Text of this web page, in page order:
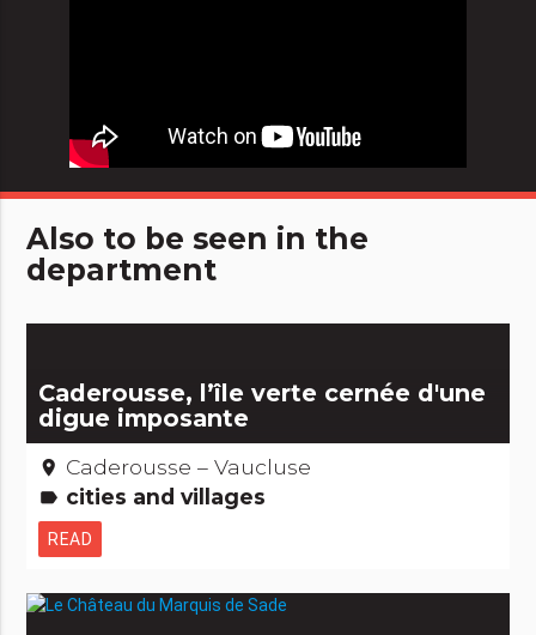
Also to be seen in the
department
Caderousse, l’île verte cernée d'une
digue imposante
place Caderousse – Vaucluse
label cities and villages
READ